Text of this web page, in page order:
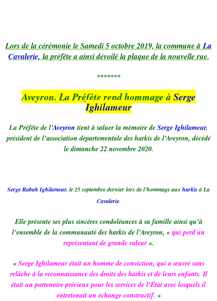
Lors de la cérémonie le Samedi 5 octobre 2019, la commune à La
Cavalerie, la préfète a ainsi dévoilé la plaque de la nouvelle rue.
*******
Aveyron. La Préfète rend hommage à Serge
Ighilameur
La Préfète de l’Aveyron tient à saluer la mémoire de Serge Ighilameur,
président de l’association départementale des harkis de l’Aveyron, décédé
le dimanche 22 novembre 2020.
Serge Rabah Ighilameur, le 25 septembre dernier lors de l’hommage auxharkisà La
Cavalerie.
Elle présente ses plus sincères condoléances à sa famille ainsi qu’à
l’ensemble de la communauté des harkis de l’Aveyron, « qui perd un
représentant de grande valeur».
«Serge Ighilameur était un homme de conviction, qui a œuvré sans
relâche à la reconnaissance des droits des harkis et de leurs enfants. Il
était un partenaire précieux pour les services de l’État avec lesquels il
entretenait un échange constructif. »